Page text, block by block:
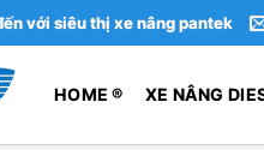
với siêu thị xe nâng pantek
HOME ® XE NÂNG